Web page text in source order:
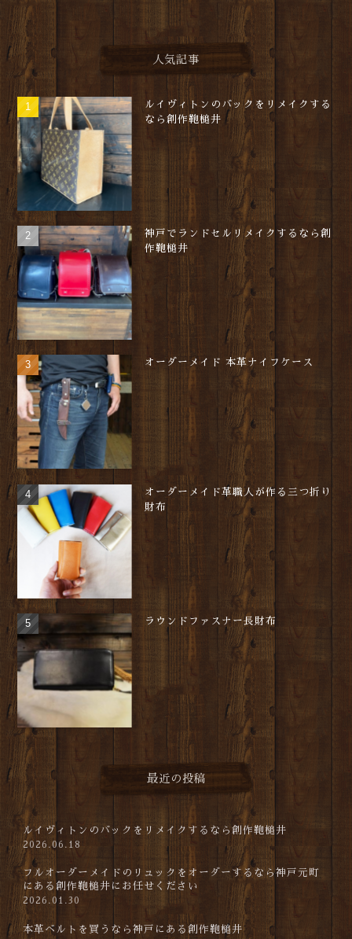
人気記事
ルイヴィトンのバックをリメイクする
なら創作鞄槌井
神戸でランドセルリメイクするなら創
作鞄槌井
オーダーメイド 本革ナイフケース
オーダーメイド革職人が作る三つ折り
財布
ラウンドファスナー長財布
最近の投稿
ルイヴィトンのバックをリメイクするなら創作鞄槌井
2026.06.18
フルオーダーメイドのリュックをオーダーするなら神戸元町
にある創作鞄槌井にお任せください
2026.01.30
本革ベルトを買うなら神戸にある創作鞄槌井